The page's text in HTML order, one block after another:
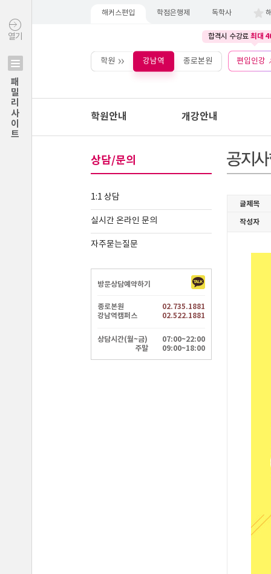
열기
패밀리사이트
해커스편입 학점은행제 독학사
합격시 수강료 최대
학원 강남역 종로본원 편입인강
학원안내 개강안내
상담/문의
1:1 상담
실시간 온라인 문의
자주묻는질문
방문상담예약하기
종로본원
02.735.1881
강남역캠퍼스
02.522.1881
상담시간(월~금)
07:00~22:00
주말
09:00~18:00